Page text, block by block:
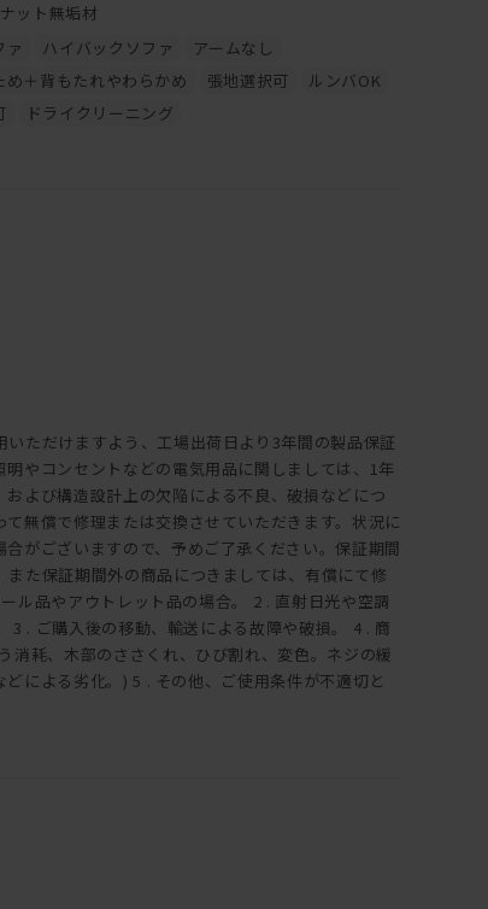
ット無垢材
ァ ハイバックソファ
アームなし
め＋背もたれやわらかめ
張地選択可
ルンバOK
ドライクリーニング
いただけますよう、工場出荷日より3年間の製品保証
やコンセントなどの電気用品に関しましては、1年
よび構造設計上の欠陥による不良、破損などにつ
無償で修理または交換させていただきます。状況に
がございますので、予めご了承ください。保証期間
た保証期間外の商品につきましては、有償にて修
ル品やアウトレット品の場合。 2 . 直射日光や空調
3 . ご購入後の移動、輸送による故障や破損。 4 . 商
消耗、木部のささくれ、ひび割れ、変色。ネジの緩
による劣化。) 5 . その他、ご使用条件が不適切と